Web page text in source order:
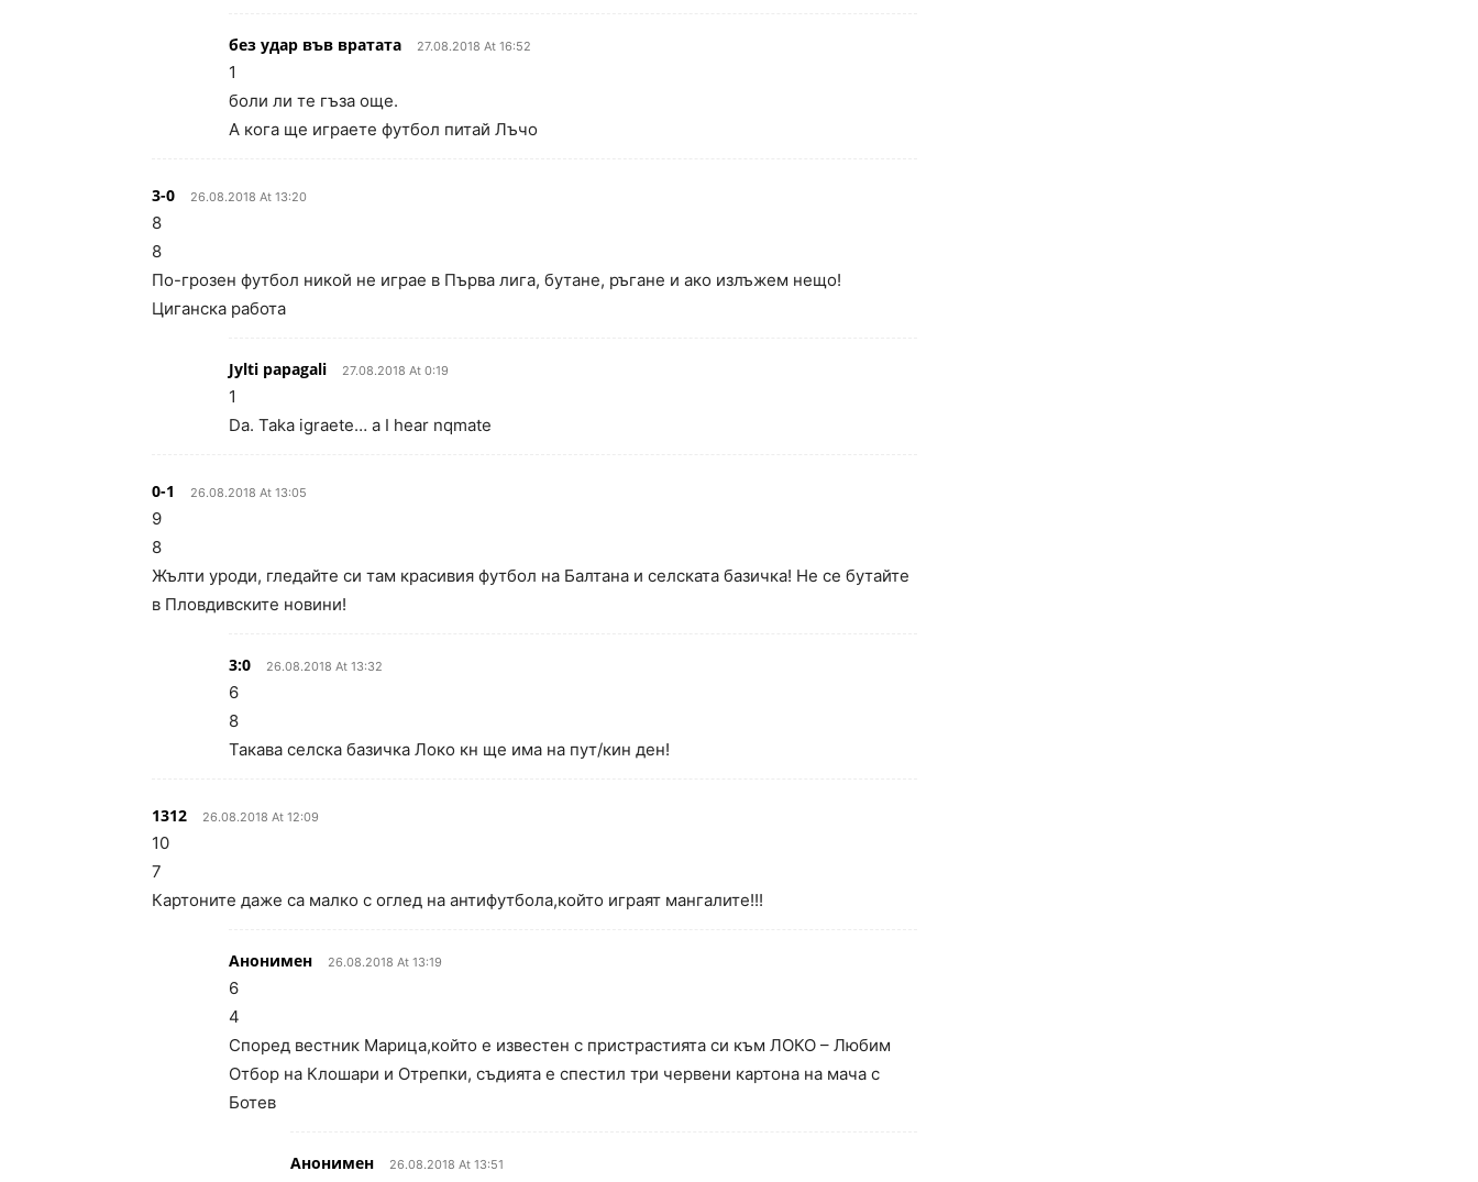
без удар във вратата 27.08.2018 At 16:52
1
боли ли те гъза още.
А кога ще играете футбол питай Лъчо
3-0 26.08.2018 At 13:20
8
8
По-грозен футбол никой не играе в Първа лига, бутане, ръгане и ако излъжем нещо!
Циганска работа
Jylti papagali 27.08.2018 At 0:19
1
Da. Taka igraete… a I hear nqmate
0-1 26.08.2018 At 13:05
9
8
Жълти уроди, гледайте си там красивия футбол на Балтана и селската базичка! Не се бутайте
в Пловдивските новини!
3:0 26.08.2018 At 13:32
6
8
Такава селска базичка Локо кн ще има на пут/кин ден!
1312 26.08.2018 At 12:09
10
7
Картоните даже са малко с оглед на антифутбола,който играят мангалите!!!
Анонимен 26.08.2018 At 13:19
6
4
Според вестник Марица,който е известен с пристрастията си към ЛОКО – Любим
Отбор на Клошари и Отрепки, съдията е спестил три червени картона на мача с
Ботев
Анонимен 26.08.2018 At 13:51